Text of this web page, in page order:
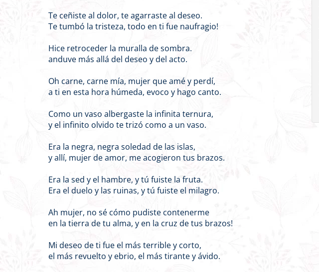
Te ceñiste al dolor, te agarraste al deseo.
Te tumbó la tristeza, todo en ti fue naufragio!
Hice retroceder la muralla de sombra.
anduve más allá del deseo y del acto.
Oh carne, carne mía, mujer que amé y perdí,
a ti en esta hora húmeda, evoco y hago canto.
Como un vaso albergaste la infinita ternura,
y el infinito olvido te trizó como a un vaso.
Era la negra, negra soledad de las islas,
y allí, mujer de amor, me acogieron tus brazos.
Era la sed y el hambre, y tú fuiste la fruta.
Era el duelo y las ruinas, y tú fuiste el milagro.
Ah mujer, no sé cómo pudiste contenerme
en la tierra de tu alma, y en la cruz de tus brazos!
Mi deseo de ti fue el más terrible y corto,
el más revuelto y ebrio, el más tirante y ávido.